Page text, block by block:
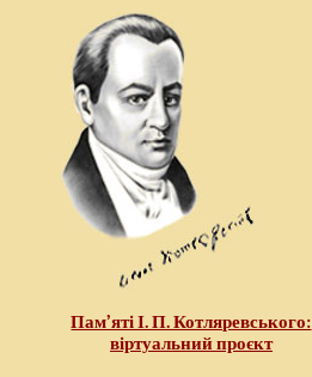
Пам’яті І. П. Котляревського:
віртуальний проєкт